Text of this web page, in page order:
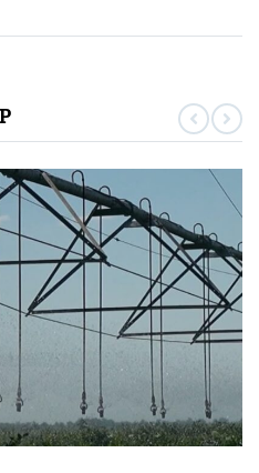
партиялардың сайлау
тақырыбы қандай?
100 0